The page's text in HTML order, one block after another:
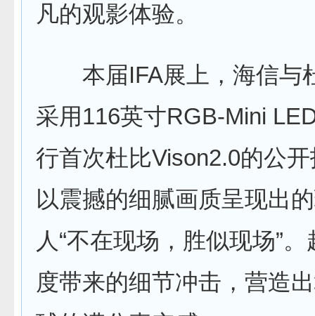
凡的观影体验。
本届IFA展上，海信与
采用116英寸RGB-Mini
行首次杜比Vison2.0的公
以震撼的细腻画质呈现出
人“不在现场，胜似现场”
度带来的细节冲击，营造